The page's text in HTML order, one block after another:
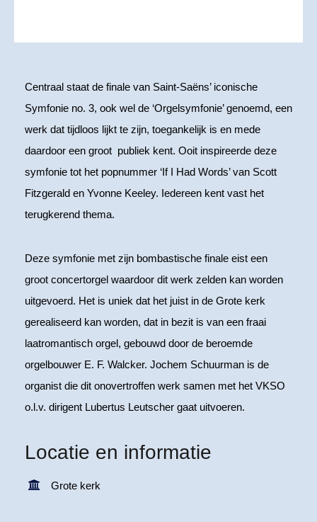
Centraal staat de finale van Saint-Saëns’ iconische
Symfonie no. 3, ook wel de ‘Orgelsymfonie’ genoemd, een
werk dat tijdloos lijkt te zijn, toegankelijk is en mede
daardoor een groot publiek kent. Ooit inspireerde deze
symfonie tot het popnummer ‘If I Had Words’ van Scott
Fitzgerald en Yvonne Keeley. Iedereen kent vast het
terugkerend thema.
Deze symfonie met zijn bombastische finale eist een
groot concertorgel waardoor dit werk zelden kan worden
uitgevoerd. Het is uniek dat het juist in de Grote kerk
gerealiseerd kan worden, dat in bezit is van een fraai
laatromantisch orgel, gebouwd door de beroemde
orgelbouwer E. F. Walcker. Jochem Schuurman is de
organist die dit onovertroffen werk samen met het VKSO
o.l.v. dirigent Lubertus Leutscher gaat uitvoeren.
Locatie en informatie
Grote kerk